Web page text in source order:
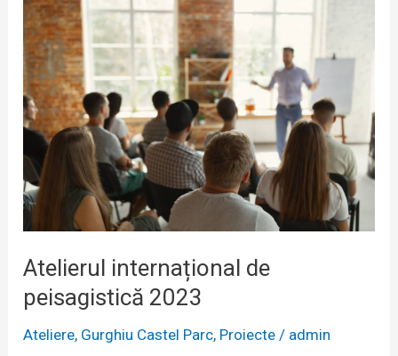
Atelierul internațional de
peisagistică 2023
Ateliere, Gurghiu Castel Parc, Proiecte / admin